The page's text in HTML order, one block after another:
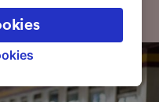
choices will be
will not affect
not be used for